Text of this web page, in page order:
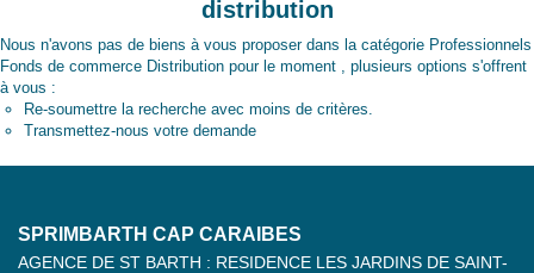
distribution
Nous n'avons pas de biens à vous proposer dans la catégorie Professionnels
Fonds de commerce Distribution pour le moment , plusieurs options s'offrent
à vous :
Re-soumettre la recherche avec moins de critères.
Transmettez-nous votre demande
SPRIMBARTH CAP CARAIBES
AGENCE DE ST BARTH : RESIDENCE LES JARDINS DE SAINT-